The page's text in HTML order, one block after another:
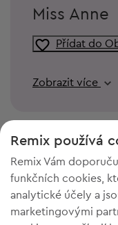
Miss Anne
Přídat do
Zobrazit více
Remix používá
Remix Vám
funkčních cookies,
analytické účely a
marketingovými